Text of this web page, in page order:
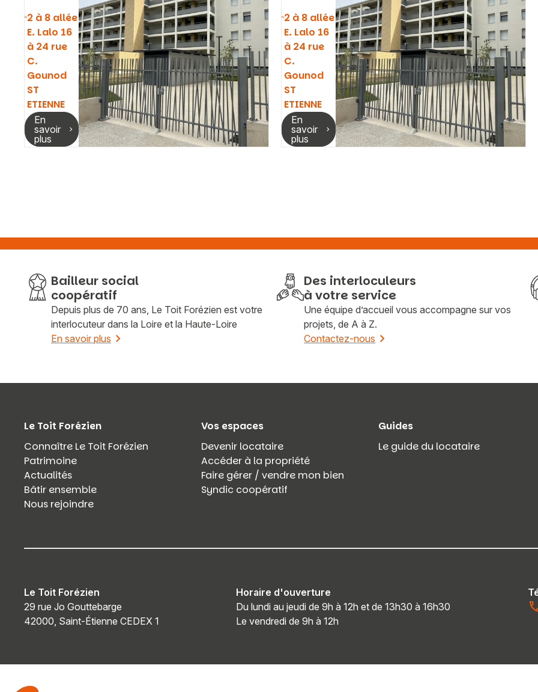
2 à 8 allée
E. Lalo 16
à 24 rue
C.
Gounod
ST
ETIENNE
En
savoir
plus
2 à 8 allée
E. Lalo 16
à 24 rue
C.
Gounod
ST
ETIENNE
En
savoir
plus
Bailleur social
coopératif
Depuis plus de 70 ans, Le Toit Forézien est votre
interlocuteur dans la Loire et la Haute-Loire
En savoir plus
Des interloculeurs
à votre service
Une équipe d’accueil vous accompagne sur vos
projets, de A à Z.
Contactez-nous
Le Toit Forézien
Connaître Le Toit Forézien
Patrimoine
Actualités
Bâtir ensemble
Nous rejoindre
Vos espaces
Devenir locataire
Accéder à la propriété
Faire gérer / vendre mon bien
Syndic coopératif
Guides
Le guide du locataire
Le Toit Forézien
29 rue Jo Gouttebarge
42000, Saint-Étienne CEDEX 1
Horaire d'ouverture
Du lundi au jeudi de 9h à 12h et de 13h30 à 16h30
Le vendredi de 9h à 12h